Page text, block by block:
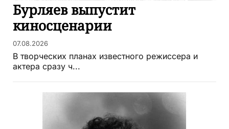
Бурляев выпустит
киносценарии
07.08.2026
В творческих планах известного режиссера и
актера сразу ч...